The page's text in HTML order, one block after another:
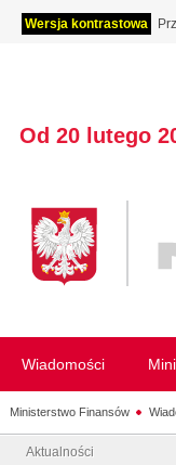
Wersja kontrastowa
Od 20 lutego
Wiadomości
Ministerstwo Finansów
Aktualności